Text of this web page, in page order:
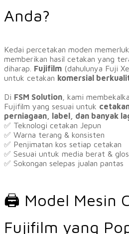
Anda?
​Kedai percetakan moden
memberikan hasil cetakan yang
diharap. Fujifilm (dahulunya Fuji
untuk cetakan komersial
​Di FSM Solution , kami
Fujifilm yang sesuai untuk
perniagaan, label, dan banyak
✅ Teknologi cetakan Jepun
✅ Warna terang & konsisten
✅ Penjimatan kos setiap cetakan
✅ Sesuai untuk media berat &
✅ Sokongan selepas jualan pantas
🖨 Model Mesin
Fujifilm yang